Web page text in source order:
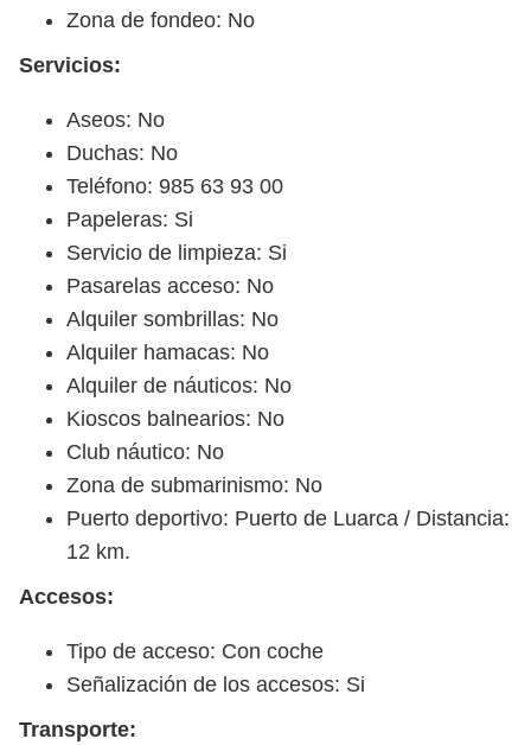
Zona de fondeo: No
Servicios:
Aseos: No
Duchas: No
Teléfono: 985 63 93 00
Papeleras: Si
Servicio de limpieza: Si
Pasarelas acceso: No
Alquiler sombrillas: No
Alquiler hamacas: No
Alquiler de náuticos: No
Kioscos balnearios: No
Club náutico: No
Zona de submarinismo: No
Puerto deportivo: Puerto de Luarca / Distancia:
12 km.
Accesos:
Tipo de acceso: Con coche
Señalización de los accesos: Si
Transporte: